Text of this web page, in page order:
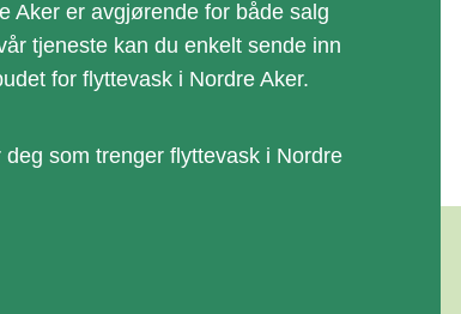
Aker er avgjørende for både salg
tjeneste kan du enkelt sende inn
for flyttevask i Nordre Aker.
som trenger flyttevask i Nordre